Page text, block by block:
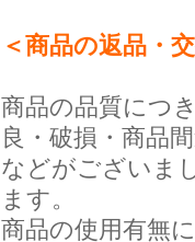
＜商品の返品・
商品の品質につ
良・破損・商品
などがございま
ます。
商品の使用有無